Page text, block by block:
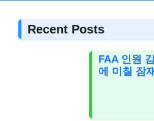
Recent Posts
FAA 인원
에 미칠 잠